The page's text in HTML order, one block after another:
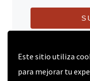
Este sitio utiliza
para mejorar tu